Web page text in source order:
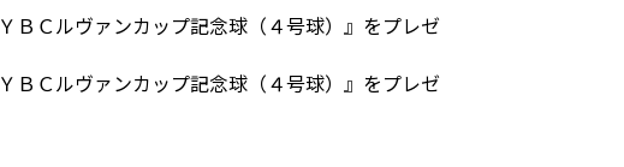
ＢＣルヴァンカップ記念球（４号球）』をプレゼ
ＢＣルヴァンカップ記念球（４号球）』をプレゼ